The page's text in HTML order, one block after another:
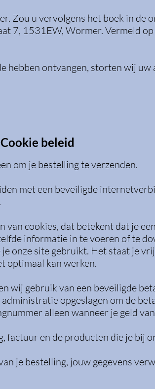
Zou u vervolgens het boek in de
7, 1531EW, Wormer. Vermeld
hebben ontvangen, storten wij
beleid
om je bestelling te verzenden.
met een beveiligde
van cookies, dat betekent dat je
informatie in te voeren of te
onze site gebruikt. Het staat je
optimaal kan werken.
wij gebruik van een beveiligde
opgeslagen om de
alleen wanneer je geld
factuur en de producten die je bij
je bestelling, jouw gegevens